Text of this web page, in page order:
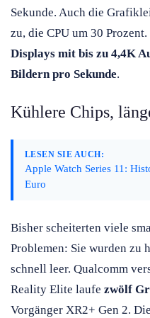
Sekunde. Auch die
zu, die CPU um 30
Displays mit bis zu 4,4K
Bildern pro Sekunde.
Kühlere Chips,
LESEN SIE AUCH:
Apple Watch Series 11:
Euro
Bisher scheiterten viele
Problemen: Sie wurden zu
schnell leer. Qualcomm
Reality Elite laufe zwölf
Vorgänger XR2+ Gen 2.